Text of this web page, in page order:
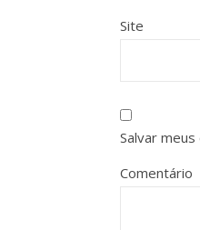
Site
Salvar
Comentário